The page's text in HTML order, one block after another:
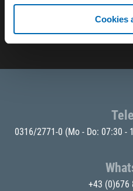
Cookies
0316/2771-0 (Mo - Do: 07:30 -
+43 (0)676